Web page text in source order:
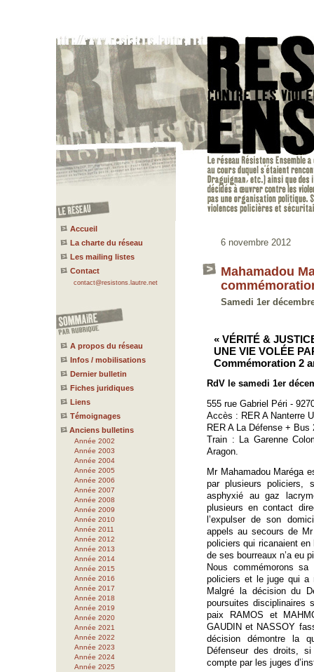
Accueil
La charte du réseau
Les mailing listes
Contact
contact@resistons.lautre.net
A propos du réseau
Infos / mobilisations
Dernier bulletin
Fiches juridiques
Liens
Témoignages
Anciens bulletins
Année 2002
Année 2003
Année 2004
Année 2005
Année 2006
Année 2007
Année 2008
Année 2009
Année 2010
Année 2011
Année 2012
Année 2013
Année 2014
Année 2015
Année 2016
Année 2017
Année 2018
Année 2019
Année 2020
Année 2021
Année 2022
Année 2023
Année 2024
Année 2025
6 novembre 2012
Mahamadou
Samedi 1er
« VÉRITÉ &
UNE VIE VOLÉE
Commémoration 2
RdV le samedi 1er
555 rue Gabriel Péri -
Accès : RER A Nanterre
RER A La Défense +
Train : La Garenne
Aragon.
Mr Mahamadou Maréga
par plusieurs policiers,
asphyxié au gaz
plusieurs en contact
l’expulser de son
appels au secours de
policiers qui ricanaient en
de ses bourreaux n’a eu
Nous commémorons
policiers et le juge qui a
Malgré la décision du
poursuites disciplinaires
paix RAMOS et
GAUDIN et NASSOY
décision démontre la
Défenseur des droits,
compte par les juges